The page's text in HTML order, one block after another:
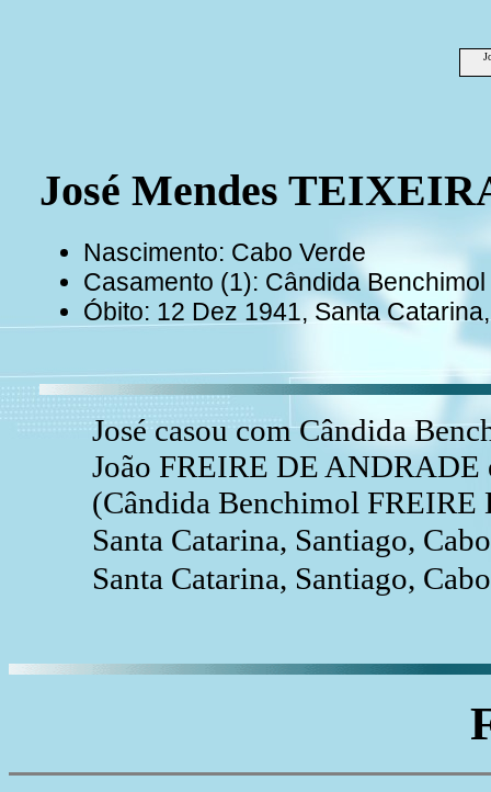
José Mendes
Nascimento: Cabo Verde
Casamento (1): Cândida
Óbito: 12 Dez 1941, Santa
José casou com Cândida
João FREIRE DE
(Cândida Benchimol FREIRE
Santa Catarina, Santiago,
Santa Catarina, Santiago,